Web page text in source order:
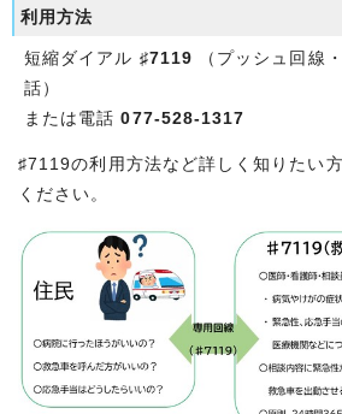
利用方法
短縮ダイアル ♯7119 （プッシュ回線
話）
または電話077-528-1317
♯7119の利用方法など詳しく知りたい
ください。